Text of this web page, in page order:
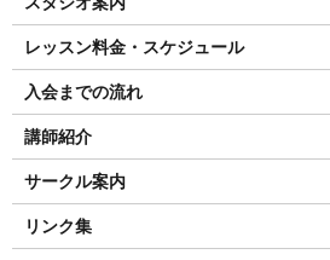
レッスン料金・スケジュール
入会までの流れ
講師紹介
サークル案内
リンク集